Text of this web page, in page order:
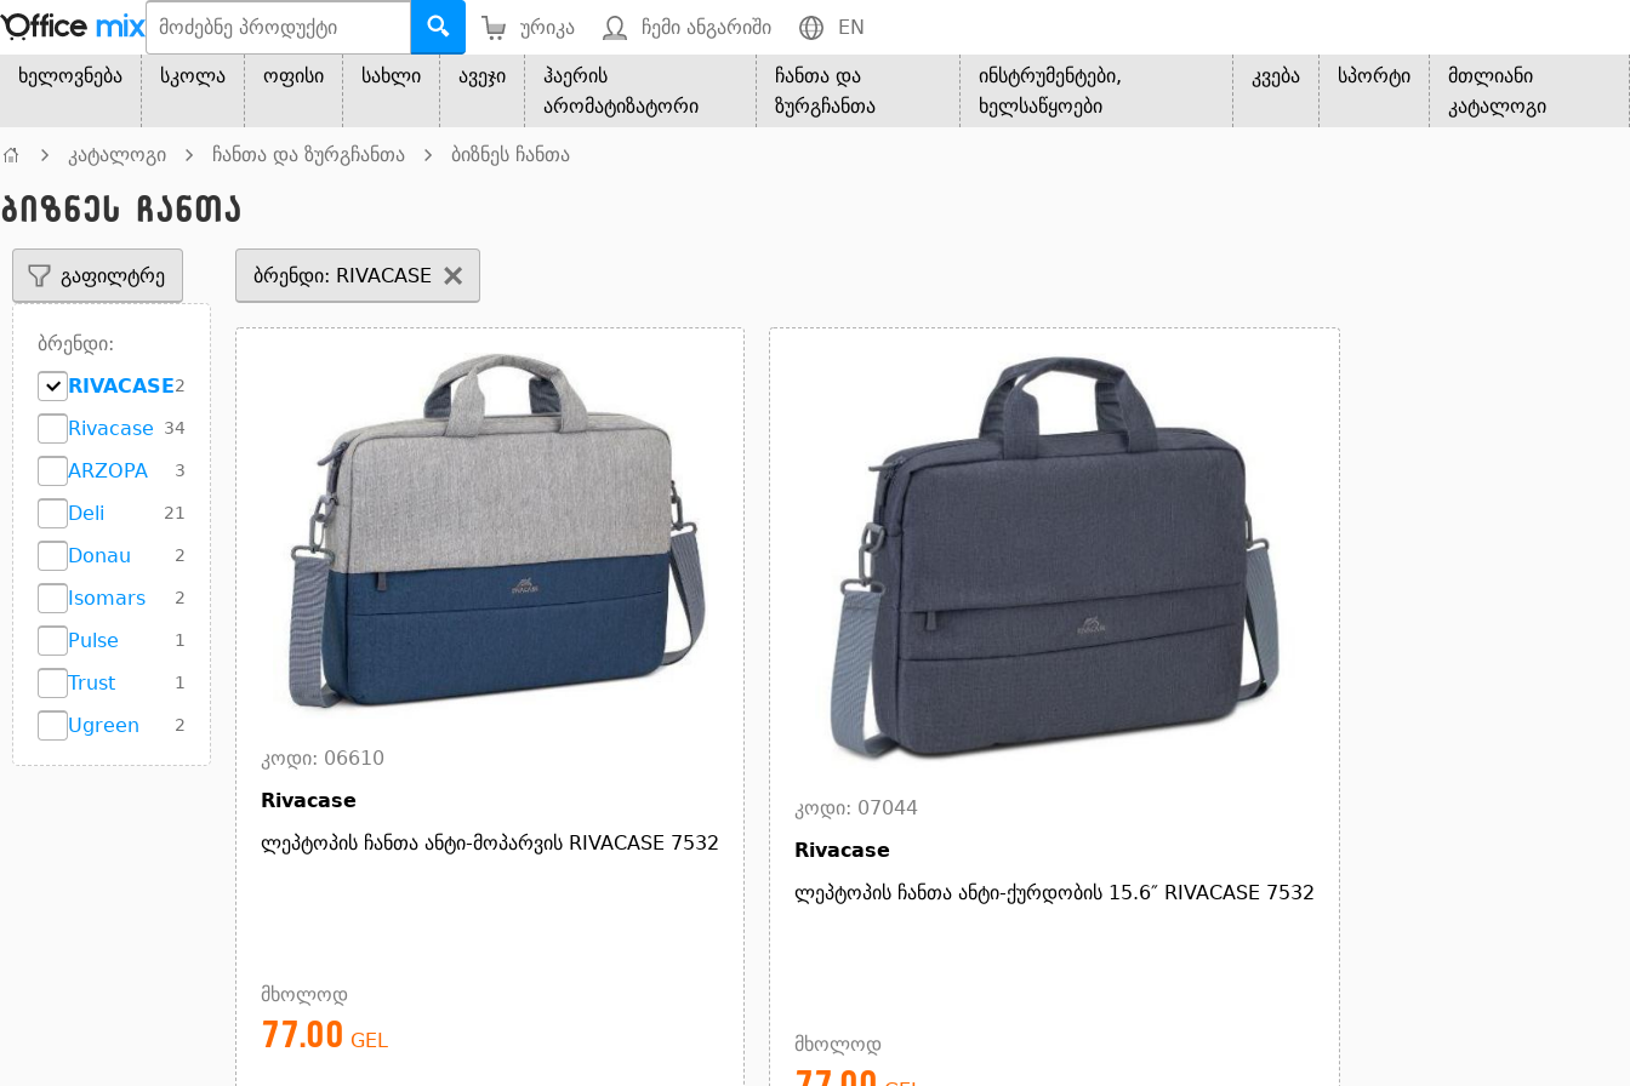
ურიკა ჩემი ანგარიში EN
ხელოვნება სკოლა ოფისი სახლი ავეჯი
ჰაერის
არომატიზატორი
ჩანთა და
ზურგჩანთა
ინსტრუმენტები,
ხელსაწყოები
კვება სპორტი
მთლიანი
კატალოგი
კატალოგი ჩანთა და ზურგჩანთა ბიზნეს ჩანთა
ბიზნეს ჩანთა
გაფილტრე
ბრენდი:
RIVACASE2
Rivacase 34
ARZOPA 3
Deli 21
Donau 2
Isomars 2
Pulse 1
Trust 1
Ugreen 2
ბრენდი: RIVACASE
კოდი: 06610
Rivacase
ლეპტოპის ჩანთა ანტი-მოპარვის RIVACASE 7532
მხოლოდ
77.00 GEL
კოდი: 07044
Rivacase
ლეპტოპის ჩანთა ანტი-ქურდობის 15.6″ RIVACASE 7532
მხოლოდ